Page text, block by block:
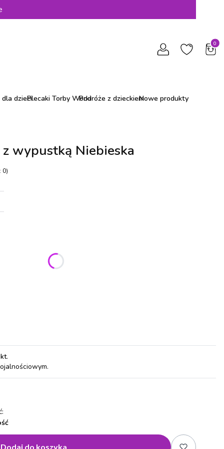
dzieciPlecaki Torby WorkiPodróże z dzieckiemNowe produkty
wypustką Niebieska
0)
.
Dodaj do koszyka